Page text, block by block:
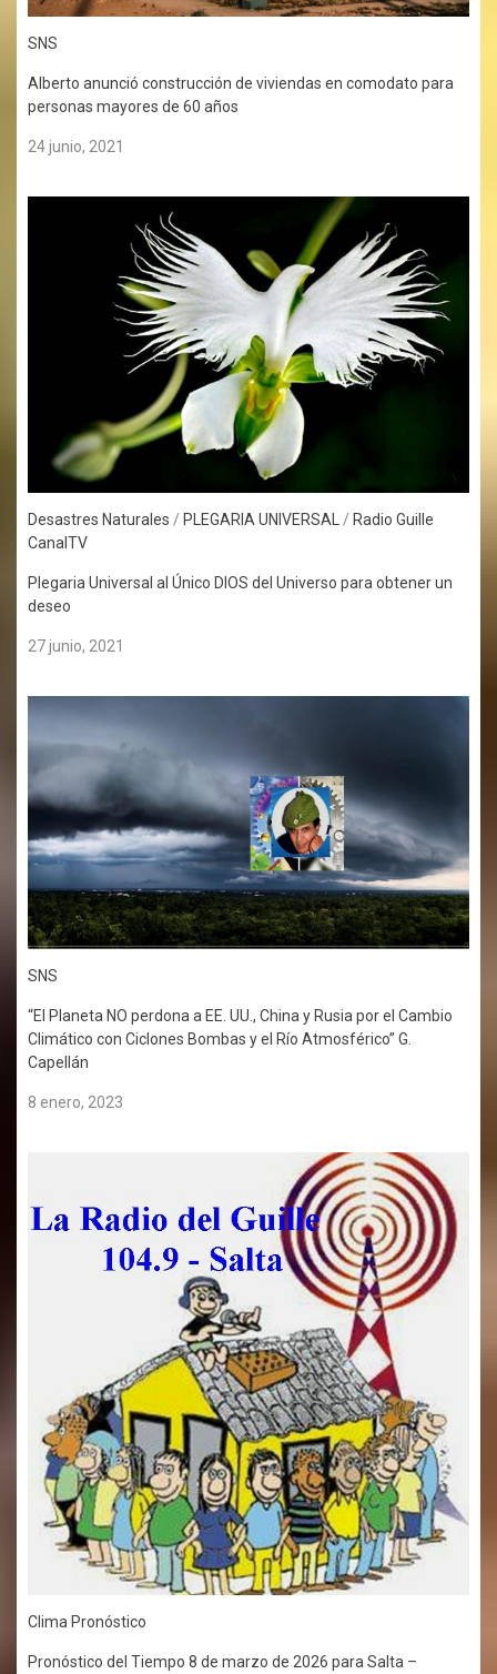
SNS
Alberto anunció construcción de viviendas en comodato para
personas mayores de 60 años
24 junio, 2021
Desastres Naturales / PLEGARIA UNIVERSAL / Radio Guille
CanalTV
Plegaria Universal al Único DIOS del Universo para obtener un
deseo
27 junio, 2021
SNS
“El Planeta NO perdona a EE. UU., China y Rusia por el Cambio
Climático con Ciclones Bombas y el Río Atmosférico” G.
Capellán
8 enero, 2023
Clima Pronóstico
Pronóstico del Tiempo 8 de marzo de 2026 para Salta –